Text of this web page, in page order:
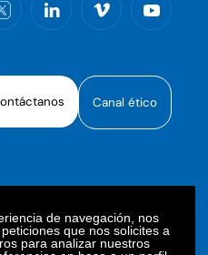
de navegación, nos
que nos solicites a
para analizar nuestros
Canal ético
reservados.